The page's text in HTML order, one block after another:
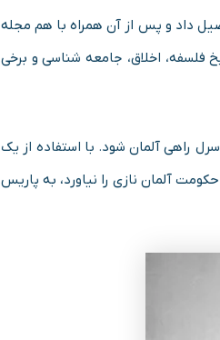
داد و پس از آن همراه با هم مجله‌
فلسفه، اخلاق، جامعه شناسی و برخی
راهی آلمان شود. با استفاده از یک
آلمان نازی را نیاورد، به پاریس